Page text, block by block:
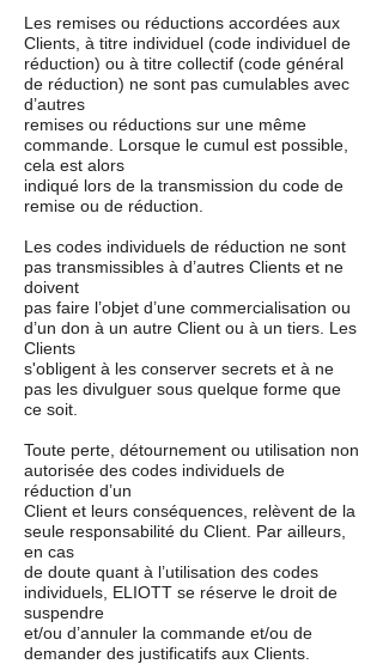
Les remises ou réductions accordées aux
Clients, à titre individuel (code individuel de
réduction) ou à titre collectif (code général
de réduction) ne sont pas cumulables avec
d’autres
remises ou réductions sur une même
commande. Lorsque le cumul est possible,
cela est alors
indiqué lors de la transmission du code de
remise ou de réduction.
Les codes individuels de réduction ne sont
pas transmissibles à d’autres Clients et ne
doivent
pas faire l’objet d’une commercialisation ou
d’un don à un autre Client ou à un tiers. Les
Clients
s'obligent à les conserver secrets et à ne
pas les divulguer sous quelque forme que
ce soit.
Toute perte, détournement ou utilisation non
autorisée des codes individuels de
réduction d’un
Client et leurs conséquences, relèvent de la
seule responsabilité du Client. Par ailleurs,
en cas
de doute quant à l’utilisation des codes
individuels, ELIOTT se réserve le droit de
suspendre
et/ou d’annuler la commande et/ou de
demander des justificatifs aux Clients.